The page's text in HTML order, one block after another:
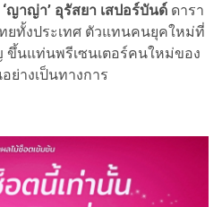
‘ญาญ่า’ อุรัสยา เสปอร์บันด์ ดารา
ทั้งประเทศ ตัวแทนคนยุคใหม่ที่
ขึ้นแท่นพรีเซนเตอร์คนใหม่ของ
ย่างเป็นทางการ